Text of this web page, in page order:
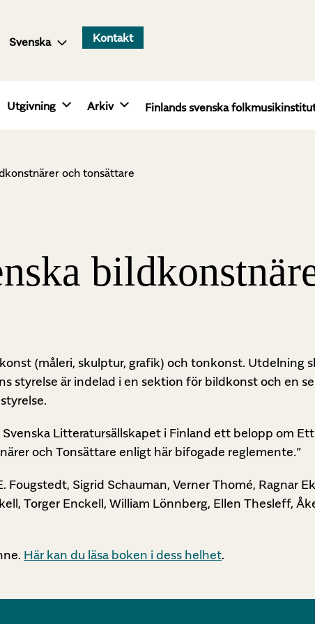
Svenska Kontakt
Utgivning Arkiv Finlands svenska
och tonsättare
(måleri, skulptur, grafik) och tonkonst. Utdelning
styrelse är indelad i en sektion för bildkonst och en
Litteratursällskapet i Finland ett belopp om
och Tonsättare enligt här bifogade reglemente.”
Sigrid Schauman, Verner Thomé, Ragnar
Torger Enckell, William Lönnberg, Ellen Thesleff,
Här kan du läsa boken i dess helhet.